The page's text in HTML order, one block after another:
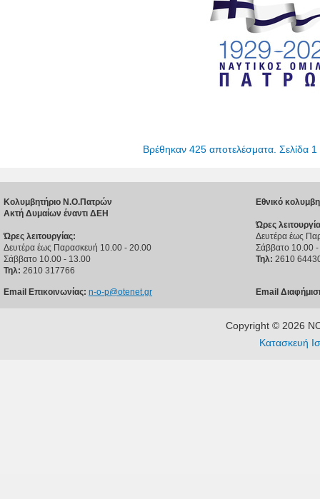
Βρέθηκαν 425 αποτελέσματα. Σελίδα
Κολυμβητήριο Ν.Ο.Πατρών
Ακτή Δυμαίων έναντι ΔΕΗ
Ώρες λειτουργίας:
Δευτέρα έως Παρασκευή 10.00 - 20.00
Σάββατο 10.00 - 13.00
Τηλ: 2610 317766
Email Επικοινωνίας: n-o-p@otenet.gr
Εθνικό
Ώρες
Δευτέρα έως
Σάββατο 10.00
Τηλ: 2610
Email
Copyright © 2026
Κατασκευή